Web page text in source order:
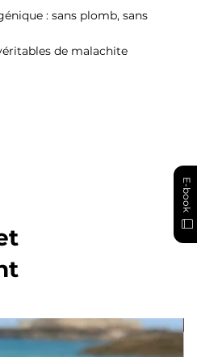
: sans plomb, sans
de malachite
E-book